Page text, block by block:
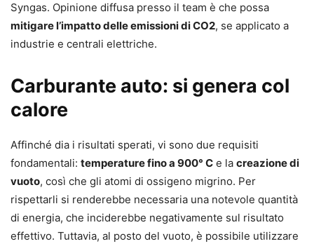
Syngas. Opinione diffusa presso il team è che possa
mitigare l’impatto delle emissioni di CO2, se applicato a
industrie e centrali elettriche.
Carburante auto: si genera col
calore
Affinché dia i risultati sperati, vi sono due requisiti
fondamentali: temperature fino a 900° C e la creazione di
vuoto, così che gli atomi di ossigeno migrino. Per
rispettarli si renderebbe necessaria una notevole quantità
di energia, che inciderebbe negativamente sul risultato
effettivo. Tuttavia, al posto del vuoto, è possibile utilizzare